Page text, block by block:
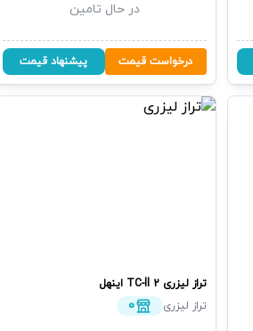
در حال تامین
درخواست قیمت پیشنهاد قیمت
تراز لیزری TC-ll 2 اینهل
تراز لیزری
0